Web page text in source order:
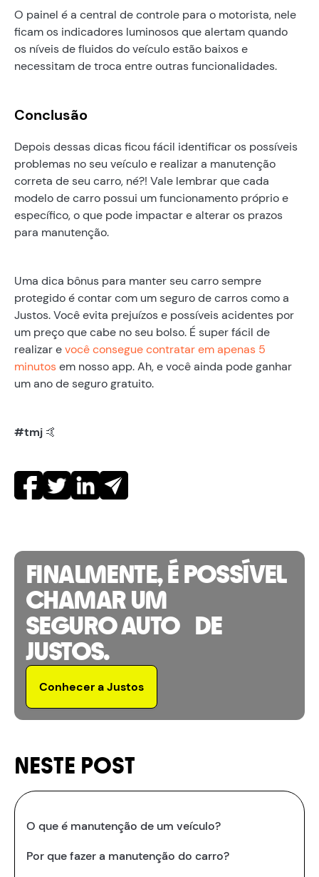
O painel é a central de controle para o motorista, nele
ficam os indicadores luminosos que alertam quando
os níveis de fluidos do veículo estão baixos e
necessitam de troca entre outras funcionalidades.
Conclusão
Depois dessas dicas ficou fácil identificar os possíveis
problemas no seu veículo e realizar a manutenção
correta de seu carro, né?! Vale lembrar que cada
modelo de carro possui um funcionamento próprio e
específico, o que pode impactar e alterar os prazos
para manutenção.
Uma dica bônus para manter seu carro sempre
protegido é contar com um seguro de carros como a
Justos. Você evita prejuízos e possíveis acidentes por
um preço que cabe no seu bolso. É super fácil de
realizar evocê consegue contratar em apenas 5
minutosem nosso app. Ah, e você ainda pode ganhar
um ano de seguro gratuito.
#tmj 🤙
FINALMENTE, É POSSÍVEL
CHAMAR UM
SEGURO AUTO DE
JUSTOS.
Conhecer a Justos
NESTE POST
O que é manutenção de um veículo?
Por que fazer a manutenção do carro?